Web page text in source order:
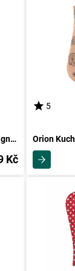
Kuchyňská chňapka s magnetem Leaves, 18 x 28 cm
Kč
5